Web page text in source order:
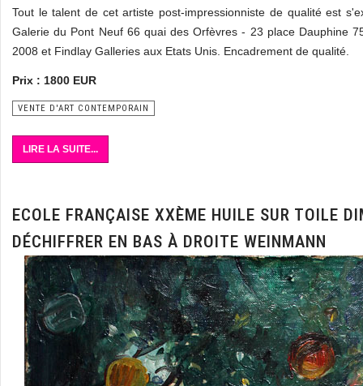
Tout le talent de cet artiste post-impressionniste de qualité est
Galerie du Pont Neuf 66 quai des Orfèvres - 23 place Dauphine
2008 et Findlay Galleries aux Etats Unis. Encadrement de qualité.
Prix : 1800 EUR
VENTE D'ART CONTEMPORAIN
LIRE LA SUITE...
ECOLE FRANÇAISE XXÈME HUILE SUR TOILE
DÉCHIFFRER EN BAS À DROITE WEINMANN